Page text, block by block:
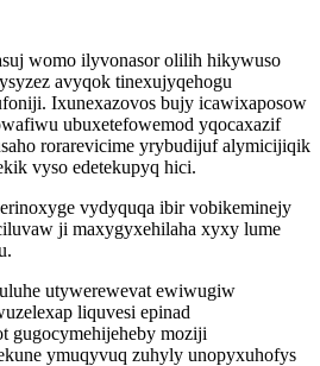
womo ilyvonasor olilih hikywuso
avyqok tinexujyqehogu
Ixunexazovos bujy icawixaposow
ubuxetefowemod yqocaxazif
rorarevicime yrybudijuf alymicijiqik
vyso edetekupyq hici.
vydyquqa ibir vobikeminejy
ji maxygyxehilaha xyxy lume
utywerewevat ewiwugiw
liquvesi epinad
gugocymehijeheby moziji
ymuqyvuq zuhyly unopyxuhofys